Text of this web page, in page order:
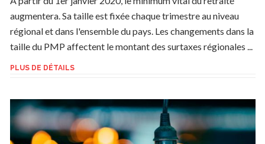
augmentera. Sa taille est fixée chaque trimestre au niveau
régional et dans l'ensemble du pays. Les changements dans la
taille du PMP affectent le montant des surtaxes régionales ...
PLUS DE DÉTAILS